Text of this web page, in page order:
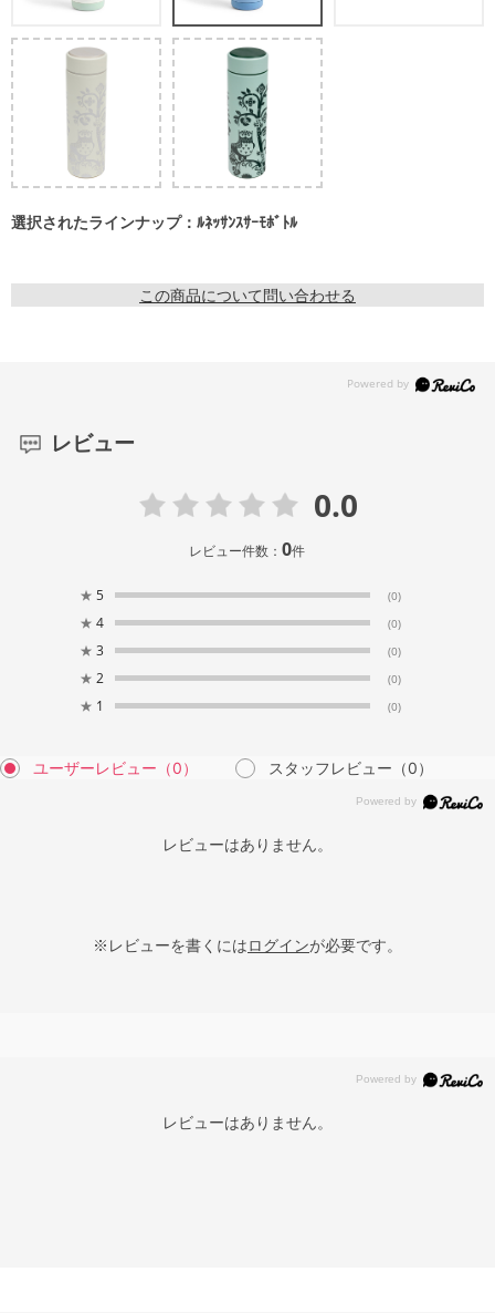
選択されたラインナップ：ﾙﾈｯｻﾝｽｻｰﾓﾎﾞﾄﾙ
この商品について問い合わせる
レビュー
0.0
レビュー件数：0件
★ 5 (0)
★ 4 (0)
★ 3 (0)
★ 2 (0)
★ 1 (0)
ユーザーレビュー （0） スタッフレビュー （0）
レビューはありません。
※レビューを書くにはログインが必要です。
レビューはありません。